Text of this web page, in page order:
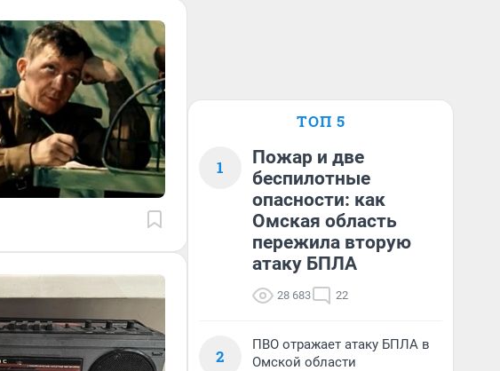
ТОП 5
1
Пожар и две
беспилотные
опасности: как
Омская область
пережила вторую
атаку БПЛА
28 683 22
2
ПВО отражает атаку БПЛА в
Омской области